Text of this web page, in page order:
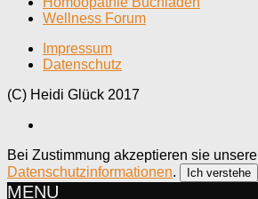
Wellness Forum
Impressum
Datenschutz
(C) Heidi Glück 2017
Bei Zustimmung akzeptieren sie unsere
Datenschutzinformationen. Ich verstehe
MENU